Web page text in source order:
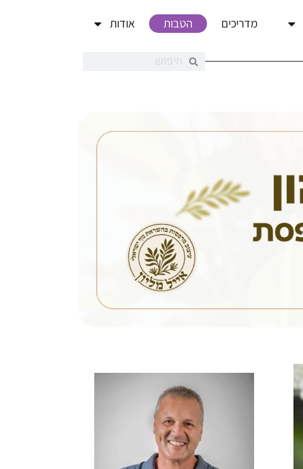
מדריכים הטבות אודות